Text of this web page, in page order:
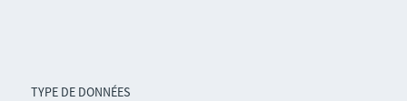
TYPE DE DONNÉES